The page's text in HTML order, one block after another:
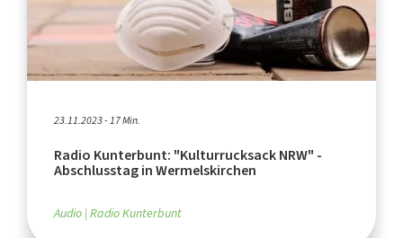
23.11.2023 - 17 Min.
Radio Kunterbunt: "Kulturrucksack NRW" -
Abschlusstag in Wermelskirchen
Audio Radio Kunterbunt